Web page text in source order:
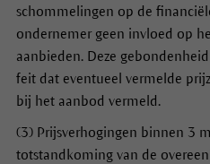
schommelingen op de
ondernemer geen invloed op
aanbieden. Deze
feit dat eventueel vermelde
bij het aanbod vermeld.
(3) Prijsverhogingen binnen 3
totstandkoming van de